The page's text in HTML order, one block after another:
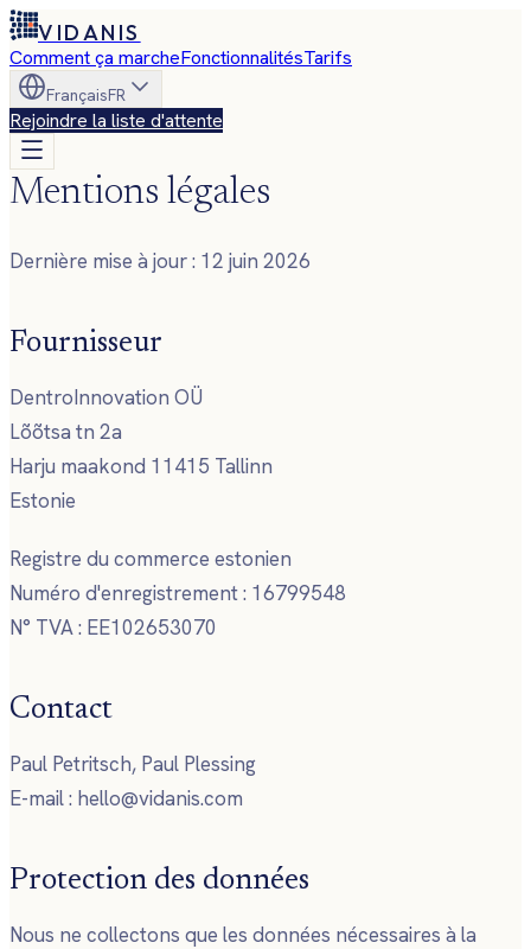
VIDANIS
Comment ça marcheFonctionnalitésTarifs
FrançaisFR
Rejoindre la liste d'attente
Mentions légales
Dernière mise à jour : 12 juin 2026
Fournisseur
DentroInnovation OÜ
Lõõtsa tn 2a
Harju maakond 11415 Tallinn
Estonie
Registre du commerce estonien
Numéro d'enregistrement : 16799548
N° TVA : EE102653070
Contact
Paul Petritsch, Paul Plessing
E-mail : hello@vidanis.com
Protection des données
Nous ne collectons que les données nécessaires à la